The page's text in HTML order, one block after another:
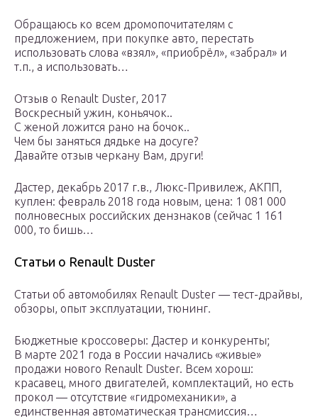
Обращаюсь ко всем дромопочитателям с
предложением, при покупке авто, перестать
использовать слова «взял», «приобрёл», «забрал» и
т.п., а использовать…
Отзыв о Renault Duster, 2017
Воскресный ужин, коньячок..
С женой ложится рано на бочок..
Чем бы заняться дядьке на досуге?
Давайте отзыв черкану Вам, други!
Дастер, декабрь 2017 г.в., Люкс-Привилеж, АКПП,
куплен: февраль 2018 года новым, цена: 1 081 000
полновесных российских дензнаков (сейчас 1 161
000, то бишь…
Статьи о Renault Duster
Статьи об автомобилях Renault Duster — тест-драйвы,
обзоры, опыт эксплуатации, тюнинг.
Бюджетные кроссоверы: Дастер и конкуренты;
В марте 2021 года в России начались «живые»
продажи нового Renault Duster. Всем хорош:
красавец, много двигателей, комплектаций, но есть
прокол — отсутствие «гидромеханики», а
единственная автоматическая трансмиссия…